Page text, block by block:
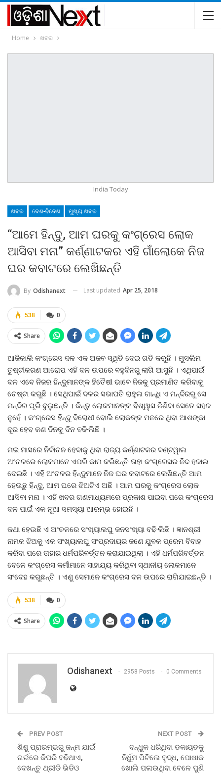
Home ଖବର
India Today
ଖବର ଦେଶ-ବିଦେଶ ମୁଖ୍ୟ ଖବର
“ଆମେ ହିନ୍ଦୁ, ଆମ ଘରକୁ କଂଗ୍ରେସ ଲୋକ
ଆସିବା ମନା” କର୍ଣ୍ଣାଟକର ଏହି ଗାଁଲୋକେ ନିଜ
ଘର କବାଟରେ ଲେଖିଛନ୍ତି
By Odishanext Last updated Apr 25, 2018
0
538
Share
ଆଜିକାଲି କଂଗ୍ରେସ ଦଳ ଏକ ଅଜବ ସ୍ଥିତି ଦେଇ ଗତି କରୁଛି । ମୁସଲିମ
ତୁଷ୍ଟୀକରଣ ଆରୋପ ଏହି ଦଳ ଉପରେ ବହୁଦିନରୁ ଲାଗି ଆସୁଛି । ଏଥିପାଇଁ
ଦଳ ଏବେ ନିଜର ହିନ୍ଦୁମାନଙ୍କ ହିତୈଷୀ ଭାବେ ନିଜକୁ ପ୍ରମାଣିତ କରିବାକୁ
ଚେଷ୍ଟା କରୁଛି । ସେଥିପାଇଁ ଦଳର ସଭାପତି ରାହୁଲ ଗାନ୍ଧି ଏ ମନ୍ଦିରରୁ ସେ
ମନ୍ଦିର ଘୂରି ବୁଲୁଛନ୍ତି । କିନ୍ତୁ ଲୋକମାନଙ୍କ ବିଶ୍ୱାସ ଜିଣିବା ସେତେ ସହଜ
ନୁହେଁ । କଂଗ୍ରେସ ହିନ୍ଦୁ ବିରୋଧୀ ବୋଲି ଲୋକଙ୍କ ମନରେ ଥିବା ଆଶଙ୍କା
ଦୂର ହେବ କଣ ଦିନକୁ ଦିନ ବଢି·ଲିଛି ।
ମଇ ମାସରେ ନିର୍ବାଚନ ହେବାକୁ ଥିବା ରାଜ୍ୟ କର୍ଣ୍ଣାଟକର ବଣ୍ଟୱାଲ
ଅଂଚଳରେ ଲୋକମାନେ ଏପରି କାମ କରିଛନ୍ତି ତାହା କଂଗ୍ରେସର ନିଦ ହଜାଇ
ଦେଇଛି । ଏହି ଅଂଚଳର ହିନ୍ଦୁମାନେ ନିଜ ଘର କବାଟରେ ଲେଖିଛନ୍ତି ଆମ
ହେଉଛୁ ହିନ୍ଦୁ, ଆମ ଘରେ ଝିଅଟିଏ ଅଛି । ଆମ ଘରକୁ କଂଗ୍ରେସ ଲୋକ
ଆସିବା ମନା । ଏହି ଖବର ଗଣମାଧ୍ୟମରେ ପ୍ରକାଶ ପାଇବା ପରେ କଂଗ୍ରେସ
ଦଳ ପାଇଁ ଏକ ନୂଆ ସମସ୍ୟା ଆରମ୍ଭ ହୋଇଛି ।
କଥା ହେଉଛି ଏ ଅଂଚଳରେ ସଂଖ୍ୟାଲଘୁ ଜନସଂଖ୍ୟା ବଢି·ଲିଛି । ଜ୍ଞାନଶ୍ରୀ
ନାମକ ଝିଅକୁ ଏକ ସଂଖ୍ୟାଲଘୁ ସଂପ୍ରଦାୟର ଜଣେ ଯୁବକ ପ୍ରେମ ବିବାହ
କରିବା ପରେ ତାହାର ଧର୍ମପରିବର୍ତ୍ତନ କରାଯାଇଥିଲା । ଏହି ଧର୍ମପରିବର୍ତ୍ତନ
ବେଳେ କଂଗ୍ରେସ କର୍ମୀମାନେ ସାହାଯ୍ୟ କରିଥିବା ସ୍ଥାନୀୟ ଲୋକମାନେ
ସଂଦେହ କରୁଛନ୍ତି । ଏଣୁ ସେମାନେ କଂଗ୍ରେସ ଦଳ ଉପରେ ରାଗିଯାଇଛନ୍ତି ।
0
538
Share
Odishanext 2958 Posts 0 Comments
PREV POST
ଶିଶୁ ପ୍ରାରମ୍ଭରୁ ଜନ୍ମ ଯାଇଁ
ଗର୍ଭରେ କିପରି ବଢିଥାଏ,
ଦେଖନ୍ତୁ ଥ୍ରୀଡି ଭିଡିଓ
NEXT POST
ବନ୍ଧୁକ ଧରିଥିବା ଡକାୟତକୁ
ନିର୍ଧିୁମ ପିଟିଲେ ବୃଦ୍ଧ, ପୋଷାକ
ଖୋଲି ପଳାଉଥିବା ବେଳେ ପୁଣି